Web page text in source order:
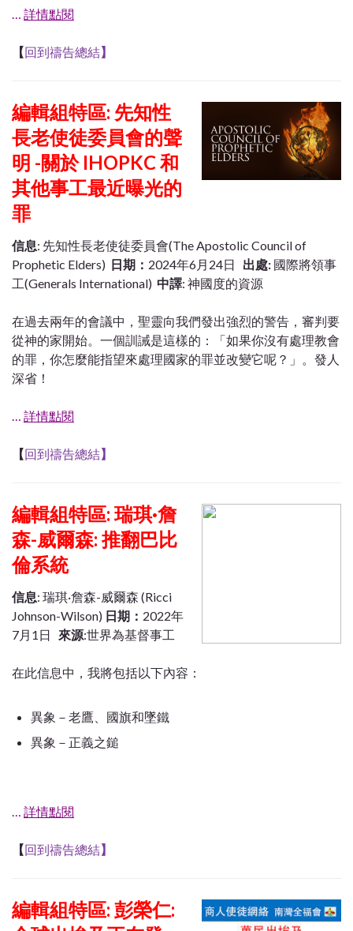
詳情點閱
【回到禱告總結】
編輯組特區: 先知性
長老使徒委員會的聲
明 -關於 IHOPKC 和
其他事工最近曝光的
罪
信息: 先知性長老使徒委員會(The Apostolic Council of
Prophetic Elders) 日期： 2024年6月24日 出處: 國際將領事
工(Generals International) 中譯: 神國度的資源
在過去兩年的會議中，聖靈向我們發出強烈的警告，審判要
從神的家開始。一個訓誡是這樣的：「如果你沒有處理教會
的罪，你怎麼能指望來處理國家的罪並改變它呢？」。發人
深省！
詳情點閱
【回到禱告總結】
編輯組特區:瑞琪·詹
森-威爾森: 推翻巴比
倫系統
信息: 瑞琪·詹森-威爾森 (Ricci
Johnson-Wilson) 日期： 2022年
7月1日 來源:世界為基督事工
在此信息中，我將包括以下內容：
異象－老鷹、國旗和墜鐵
異象－正義之鎚
詳情點閱
【回到禱告總結】
編輯組特區: 彭榮仁: